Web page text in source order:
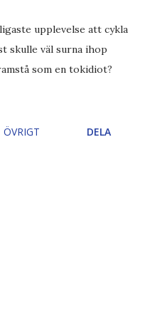
upplevelse att cykla
skulle väl surna ihop
som en tokidiot?
ÖVRIGT DELA